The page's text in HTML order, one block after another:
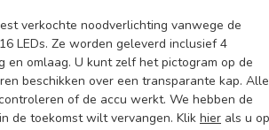
verkochte noodverlichting vanwege de
LEDs. Ze worden geleverd inclusief 4
en omlaag. U kunt zelf het pictogram op de
beschikken over een transparante kap. Alle
of de accu werkt. We hebben de
de toekomst wilt vervangen. Klik hier als u op